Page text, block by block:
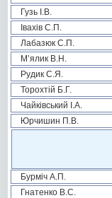
Гузь І.В.
Івахів С.П.
Лабазюк С.П.
М’ялик В.Н.
Рудик С.Я.
Торохтій Б.Г.
Чайківський І.А.
Юрчишин П.В.
Бурміч А.П.
Гнатенко В.С.